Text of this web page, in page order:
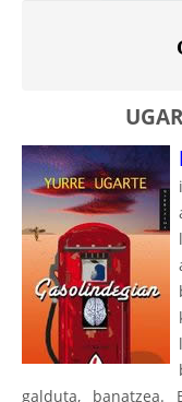
galduta, banatzea.